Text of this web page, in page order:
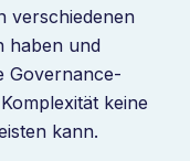
verschiedenen
haben und
Governance-
keine
kann.